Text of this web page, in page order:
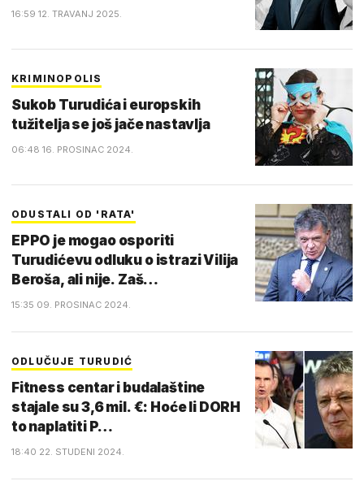
16:59 12. TRAVANJ 2025.
KRIMINOPOLIS
Sukob Turudića i europskih
tužitelja se još jače nastavlja
06:48 16. PROSINAC 2024.
ODUSTALI OD 'RATA'
EPPO je mogao osporiti
Turudićevu odluku o istrazi Vilija
Beroša, ali nije. Zaš…
15:35 09. PROSINAC 2024.
ODLUČUJE TURUDIĆ
Fitness centar i budalaštine
stajale su 3,6 mil. €: Hoće li DORH
to naplatiti P…
18:40 22. STUDENI 2024.